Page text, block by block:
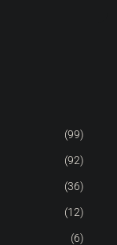
(99)
(92)
(36)
(12)
(6)